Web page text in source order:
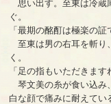
思い出す。至東は冷蔵
ぐ。
「最期の酩酊は極楽の証
至東は男の右耳を斬り
く。
「足の指もいただきます
琴文美の糸が食い込み
白な顔で痛みに耐えてい